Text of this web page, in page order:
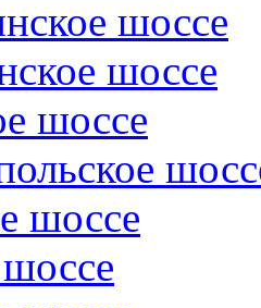
шоссе
шоссе
шоссе
шоссе